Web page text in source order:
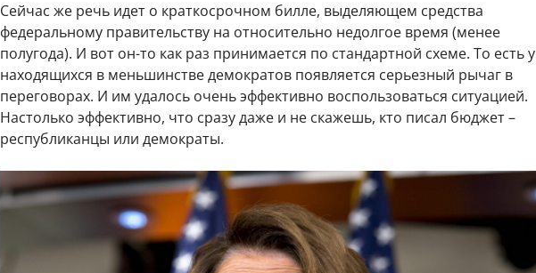
Сейчас же речь идет о краткосрочном билле, выделяющем средства
федеральному правительству на относительно недолгое время (менее
полугода). И вот он-то как раз принимается по стандартной схеме. То есть у
находящихся в меньшинстве демократов появляется серьезный рычаг в
переговорах. И им удалось очень эффективно воспользоваться ситуацией.
Настолько эффективно, что сразу даже и не скажешь, кто писал бюджет –
республиканцы или демократы.